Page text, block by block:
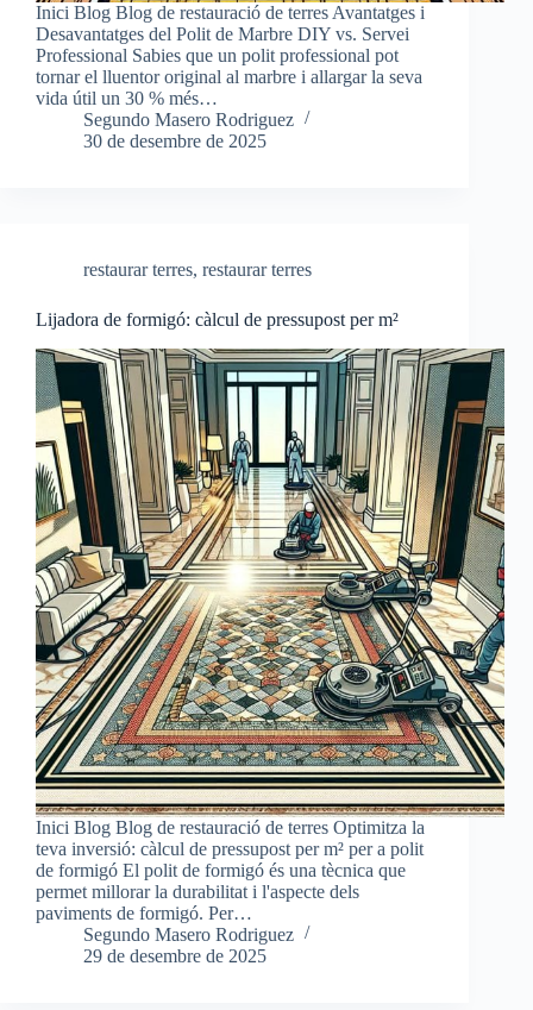
Inici Blog Blog de restauració de terres Avantatges i
Desavantatges del Polit de Marbre DIY vs. Servei
Professional Sabies que un polit professional pot
tornar el lluentor original al marbre i allargar la seva
vida útil un 30 % més…
Segundo Masero Rodriguez
30 de desembre de 2025
restaurar terres, restaurar terres
Lijadora de formigó: càlcul de pressupost per m²
Inici Blog Blog de restauració de terres Optimitza la
teva inversió: càlcul de pressupost per m² per a polit
de formigó El polit de formigó és una tècnica que
permet millorar la durabilitat i l'aspecte dels
paviments de formigó. Per…
Segundo Masero Rodriguez
29 de desembre de 2025